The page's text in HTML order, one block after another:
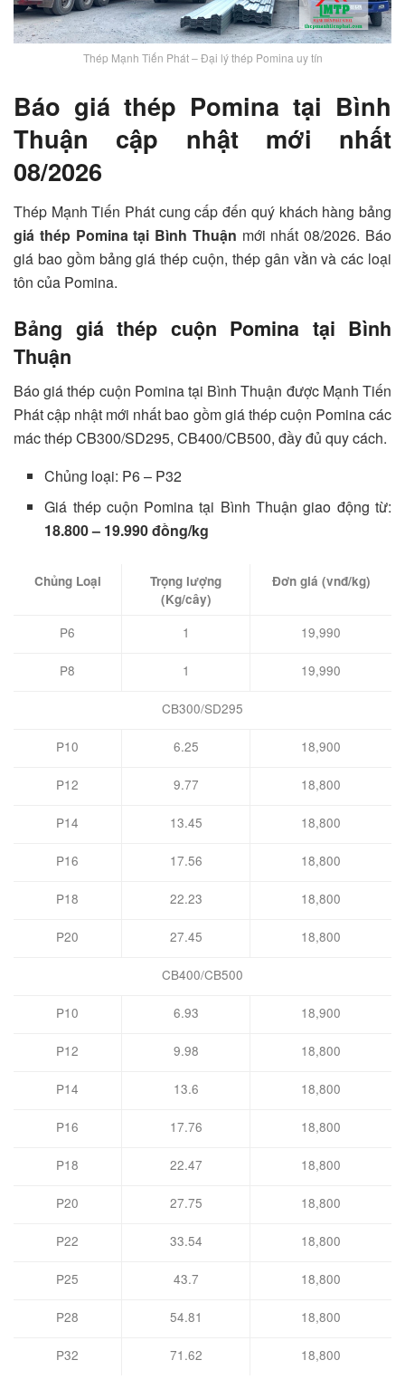
Thép Mạnh Tiến Phát – Đại lý thép Pomina uy tín
Báo giá thép Pomina tại Bình
Thuận cập nhật mới nhất
08/2026
Thép Mạnh Tiến Phát cung cấp đến quý khách hàng bảng
giá thép Pomina tại Bình Thuận mới nhất 08/2026. Báo
giá bao gồm bảng giá thép cuộn, thép gân vằn và các loại
tôn của Pomina.
Bảng giá thép cuộn Pomina tại Bình
Thuận
Báo giá thép cuộn Pomina tại Bình Thuận được Mạnh Tiến
Phát cập nhật mới nhất bao gồm giá thép cuộn Pomina các
mác thép CB300/SD295, CB400/CB500, đầy đủ quy cách.
Chủng loại: P6 – P32
Giá thép cuộn Pomina tại Bình Thuận giao động từ:
18.800 – 19.990 đồng/kg
Chủng Loại
Trọng lượng
(Kg/cây)
Đơn giá (vnđ/kg)
P6 1 19,990
P8 1 19,990
CB300/SD295
P10 6.25 18,900
P12 9.77 18,800
P14 13.45 18,800
P16 17.56 18,800
P18 22.23 18,800
P20 27.45 18,800
CB400/CB500
P10 6.93 18,900
P12 9.98 18,800
P14 13.6 18,800
P16 17.76 18,800
P18 22.47 18,800
P20 27.75 18,800
P22 33.54 18,800
P25 43.7 18,800
P28 54.81 18,800
P32 71.62 18,800